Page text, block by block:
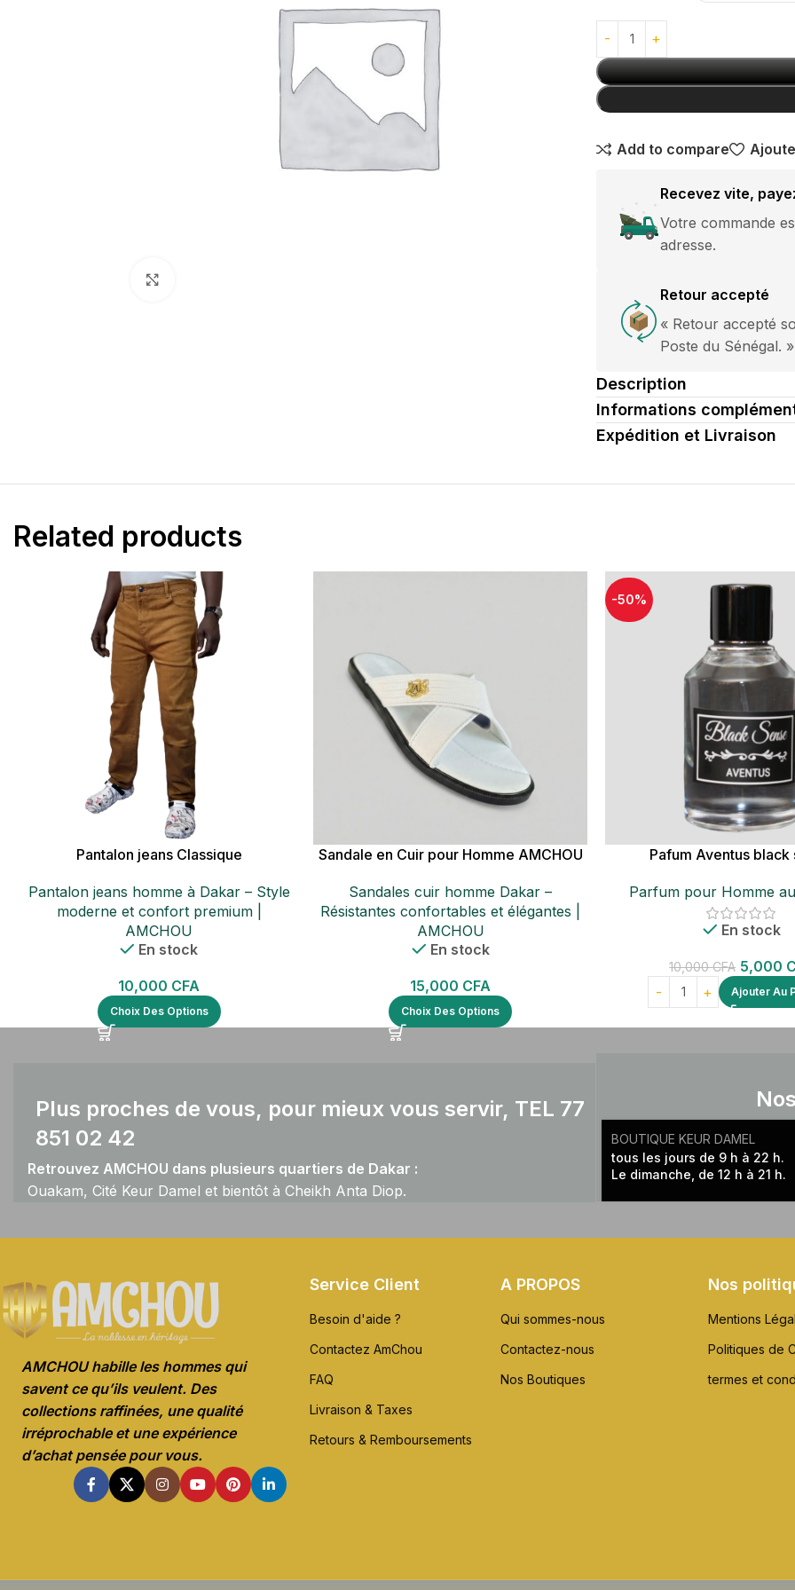
ACCESSOIRES ÉLÉGANTS
bouton manchette
Nœuds Papillon
Cravates Homme
avec boucle
argentée
10,000CFA
Pantalon Jeans
Break Rules
pantalon
Jogging Grande
CFA
Add to compare
Recevez vite,
Votre commande
adresse.
Retour accepté
« Retour accepté
Poste du Sénégal. »
Description
Informations
Expédition et Livraison
Related products
Pantalon jeans Classique
Pantalon jeans homme à Dakar – Style
moderne et confort premium |
AMCHOU
En stock
10,000 CFA
Choix Des Options
Sandale en Cuir pour Homme AMCHOU
Sandales cuir homme Dakar –
Résistantes confortables et élégantes |
AMCHOU
En stock
15,000 CFA
Choix Des Options
-50%
Pafum Aventus black
Parfum pour Homme
En stock
10,000CFA 5,000
Ajouter Au
Plus proches de vous, pour mieux vous servir, TEL 77
851 02 42
Retrouvez AMCHOU dans plusieurs quartiers de Dakar :
Ouakam, Cité Keur Damel et bientôt à Cheikh Anta Diop.
BOUTIQUE KEUR DAMEL
tous les jours de 9 h à 22 h.
Le dimanche, de 12 h à 21 h.
AMCHOU habille les hommes qui
savent ce qu’ils veulent. Des
collections raffinées, une qualité
irréprochable et une expérience
d’achat pensée pour vous.
Service Client
Besoin d'aide ?
Contactez AmChou
FAQ
Livraison & Taxes
Retours & Remboursements
A PROPOS
Qui sommes-nous
Contactez-nous
Nos Boutiques
Nos
Mentions
Politiques de
termes et